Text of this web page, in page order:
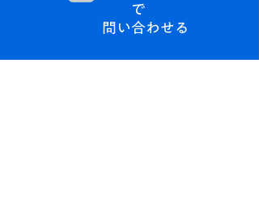
問い合わせる​
で